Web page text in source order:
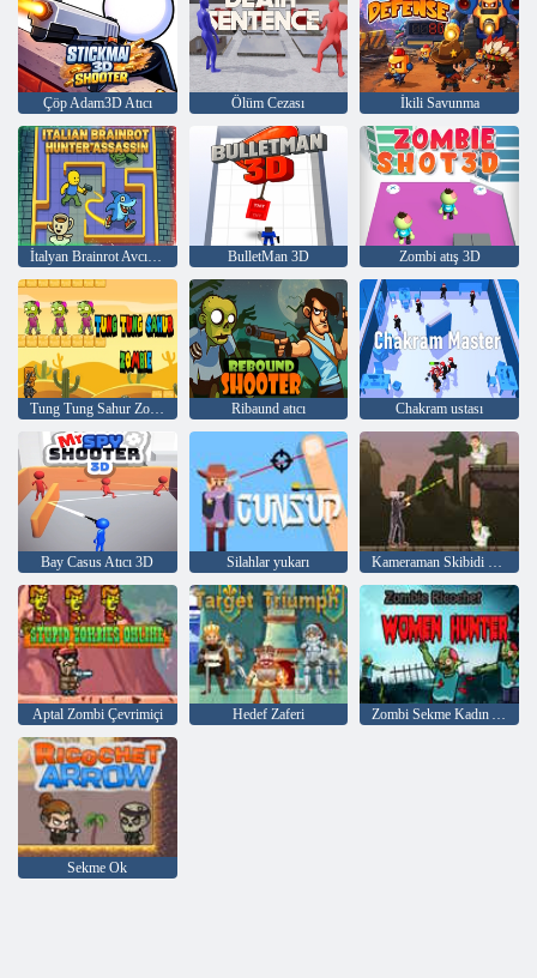
Çöp Adam3D Atıcı Ölüm Cezası İkili Savunma
İtalyan Brainrot Avcı Suikastçısı BulletMan 3D Zombi atış 3D
Tung Tung Sahur Zombi Ribaund atıcı Chakram ustası
Bay Casus Atıcı 3D Silahlar yukarı Kameraman Skibidi Canavarına Karşı: Eğlenceli Savaş
Aptal Zombi Çevrimiçi Hedef Zaferi Zombi Sekme Kadın Avcısı
Sekme Ok